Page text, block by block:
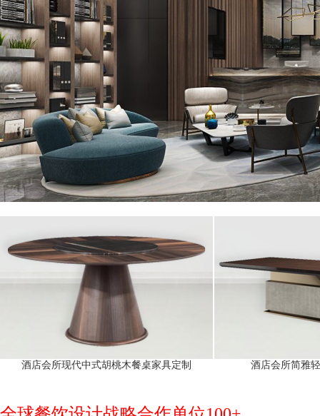
酒店会所现代中式胡桃木餐桌家具定制 酒店会所简雅